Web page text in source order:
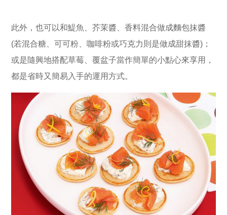
此外，也可以和鯷魚、芥茉醬、香料混合做成麵包抹醬
(若混合糖、可可粉、咖啡粉或巧克力則是做成甜抹醬)；
或是隨興地搭配草莓、覆盆子當作簡單的小點心來享用，
都是省時又簡易入手的運用方式。